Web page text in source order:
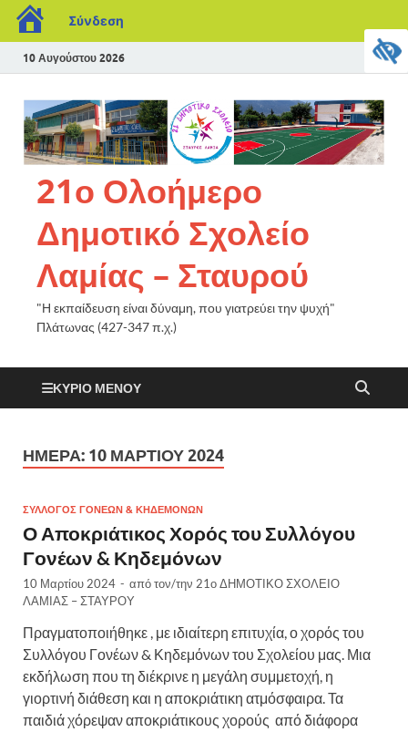
Σύνδεση
10 Αυγούστου 2026
21ο Ολοήμερο
Δημοτικό Σχολείο
Λαμίας – Σταυρού
"Η εκπαίδευση είναι δύναμη, που γιατρεύει την ψυχή"
Πλάτωνας (427-347 π.χ.)
ΚΎΡΙΟ ΜΕΝΟΎ
ΗΜΈΡΑ: 10 ΜΑΡΤΊΟΥ 2024
ΣΎΛΛΟΓΟΣ ΓΟΝΈΩΝ & ΚΗΔΕΜΌΝΩΝ
Ο Αποκριάτικος Χορός του Συλλόγου
Γονέων & Κηδεμόνων
10 Μαρτίου 2024 - από τον/την 21ο ΔΗΜΟΤΙΚΟ ΣΧΟΛΕΙΟ
ΛΑΜΙΑΣ – ΣΤΑΥΡΟΥ
Πραγματοποιήθηκε , με ιδιαίτερη επιτυχία, ο χορός του
Συλλόγου Γονέων & Κηδεμόνων του Σχολείου μας. Μια
εκδήλωση που τη διέκρινε η μεγάλη συμμετοχή, η
γιορτινή διάθεση και η αποκριάτικη ατμόσφαιρα. Τα
παιδιά χόρεψαν αποκριάτικους χορούς από διάφορα